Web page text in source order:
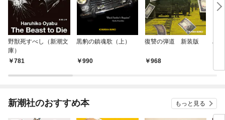
野獣死すべし（新潮文
庫）
781
黒豹の鎮魂歌（上）
990
復讐の弾道 新装版
968
み
新潮社のおすすめ本 もっと見る